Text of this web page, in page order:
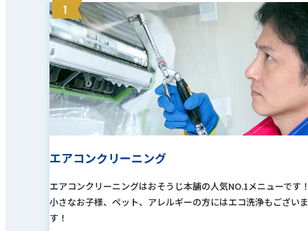
1
エアコンクリーニング
エアコンクリーニングはおそうじ本舗の人気NO.1メニューです
小さなお子様、ペット、アレルギーの方にはエコ洗浄もございま
す！